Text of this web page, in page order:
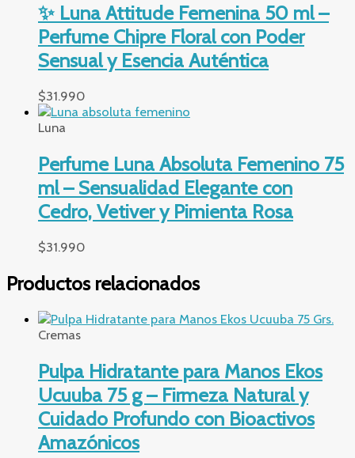
✨ Luna Attitude Femenina 50 ml –
Perfume Chipre Floral con Poder
Sensual y Esencia Auténtica
$31.990
Luna
Perfume Luna Absoluta Femenino 75
ml – Sensualidad Elegante con
Cedro, Vetiver y Pimienta Rosa
$31.990
Productos relacionados
Cremas
Pulpa Hidratante para Manos Ekos
Ucuuba 75 g – Firmeza Natural y
Cuidado Profundo con Bioactivos
Amazónicos